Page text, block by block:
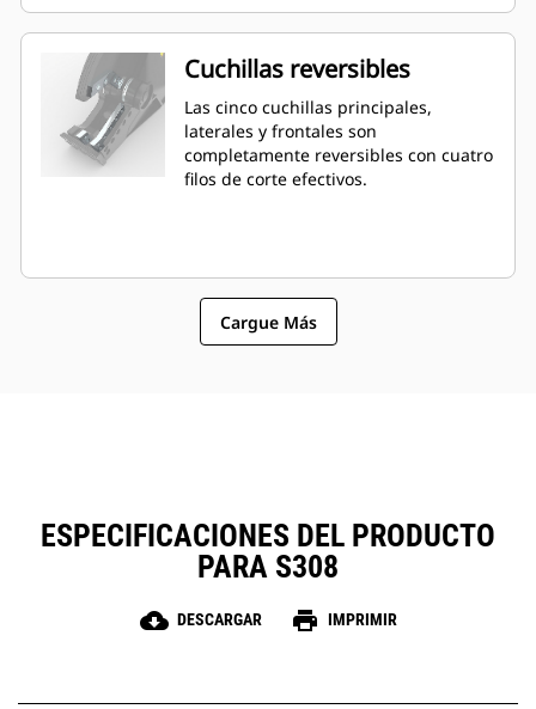
Cuchillas reversibles
Las cinco cuchillas principales,
laterales y frontales son
completamente reversibles con cuatro
filos de corte efectivos.
Cargue Más
ESPECIFICACIONES DEL PRODUCTO
PARA S308
cloud_download DESCARGAR print IMPRIMIR